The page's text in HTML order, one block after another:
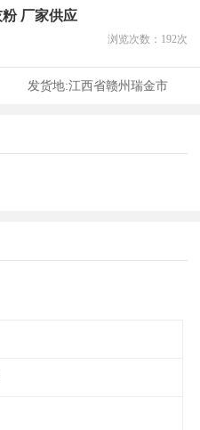
厂家供应
浏览次数： 192次
发货地:江西省赣州瑞金市